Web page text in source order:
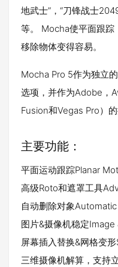
地武士”，“刀锋战士
等。 Mocha使平面跟踪
移除物体变得容易。
Mocha Pro 5作为独立
选项，并作为Adobe，
Fusion和Vegas Pro）的
主要功能：
平面运动跟踪Planar
高级Roto和遮罩工具
自动删除对象
图片&摄像机稳定
屏幕插入替换&网格变
三维摄像机解算，支持